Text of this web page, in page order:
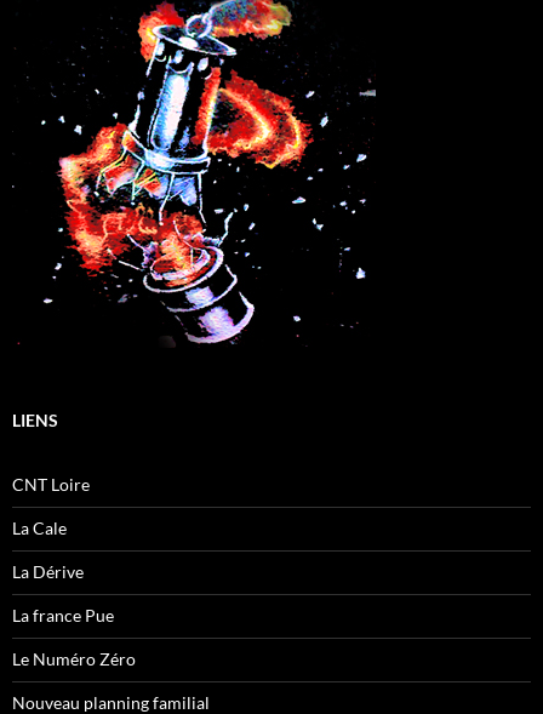
LIENS
CNT Loire
La Cale
La Dérive
La france Pue
Le Numéro Zéro
Nouveau planning familial